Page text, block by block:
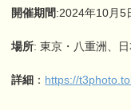
開催期間:2024年10月5
場所: 東京・八重洲、
詳細 ： https://